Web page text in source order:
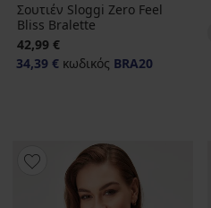
Σουτιέν Sloggi Zero Feel
Bliss Bralette
42,99 €
34,39 € κωδικός BRA20